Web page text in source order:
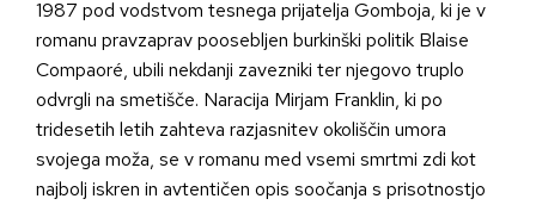
1987 pod vodstvom tesnega prijatelja Gomboja, ki je v
romanu pravzaprav poosebljen burkinški politik Blaise
Compaoré, ubili nekdanji zavezniki ter njegovo truplo
odvrgli na smetišče. Naracija Mirjam Franklin, ki po
tridesetih letih zahteva razjasnitev okoliščin umora
svojega moža, se v romanu med vsemi smrtmi zdi kot
najbolj iskren in avtentičen opis soočanja s prisotnostjo